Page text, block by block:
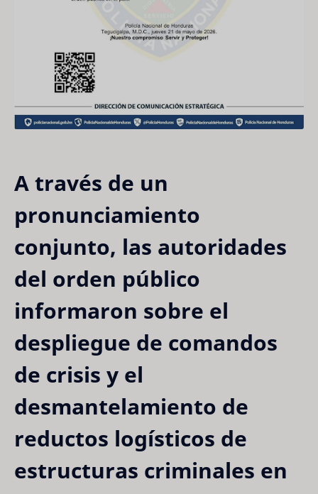
A través de un
pronunciamiento
conjunto, las autoridades
del orden público
informaron sobre el
despliegue de comandos
de crisis y el
desmantelamiento de
reductos logísticos de
estructuras criminales en